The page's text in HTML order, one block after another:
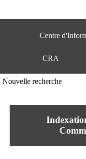
Centre
CRA
Nouvelle recherche
e
n
o
r
a